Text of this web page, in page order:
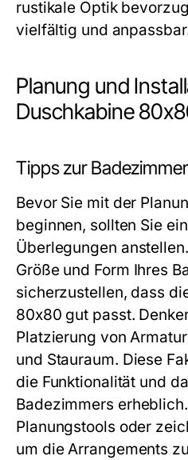
rustikale Optik
vielfältig und
Planung und
Duschkabine
Tipps zur
Bevor Sie mit der
beginnen, sollten Sie
Überlegungen
Größe und Form Ihres
sicherzustellen, dass
80x80 gut passt.
Platzierung von
und Stauraum. Diese
die Funktionalität und
Badezimmers
Planungstools oder
um die Arrangements